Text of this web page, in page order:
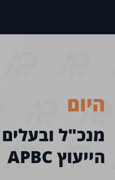
היום
מנכ"ל
הייעוץ APBC